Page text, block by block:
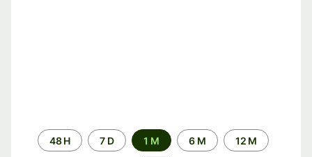
Periodo48 H 7 D 1 M 6 M 12 M